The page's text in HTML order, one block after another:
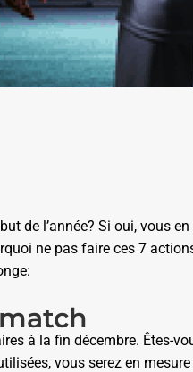
de l’année? Si oui, vous
ne pas faire ces 7
à la fin décembre. Êtes-
vous serez en